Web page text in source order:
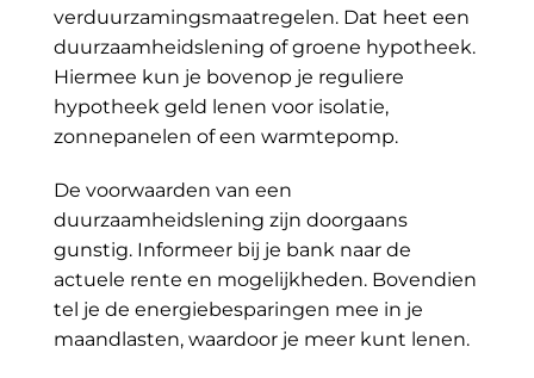
verduurzamingsmaatregelen. Dat heet een
duurzaamheidslening of groene hypotheek.
Hiermee kun je bovenop je reguliere
hypotheek geld lenen voor isolatie,
zonnepanelen of een warmtepomp.
De voorwaarden van een
duurzaamheidslening zijn doorgaans
gunstig. Informeer bij je bank naar de
actuele rente en mogelijkheden. Bovendien
tel je de energiebesparingen mee in je
maandlasten, waardoor je meer kunt lenen.